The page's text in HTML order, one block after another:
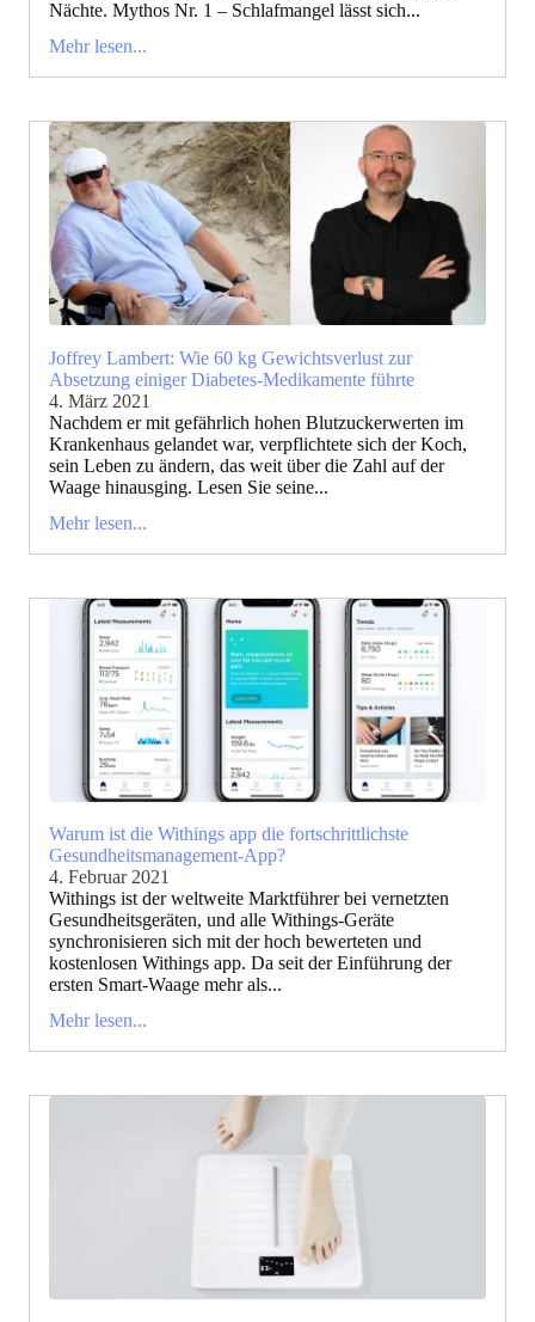
Nächte. Mythos Nr. 1 – Schlafmangel lässt sich...
Mehr lesen...
Joffrey Lambert: Wie 60 kg Gewichtsverlust zur
Absetzung einiger Diabetes-Medikamente führte
4. März 2021
Nachdem er mit gefährlich hohen Blutzuckerwerten im
Krankenhaus gelandet war, verpflichtete sich der Koch,
sein Leben zu ändern, das weit über die Zahl auf der
Waage hinausging. Lesen Sie seine...
Mehr lesen...
Warum ist die Withings app die fortschrittlichste
Gesundheitsmanagement-App?
4. Februar 2021
Withings ist der weltweite Marktführer bei vernetzten
Gesundheitsgeräten, und alle Withings-Geräte
synchronisieren sich mit der hoch bewerteten und
kostenlosen Withings app. Da seit der Einführung der
ersten Smart-Waage mehr als...
Mehr lesen...